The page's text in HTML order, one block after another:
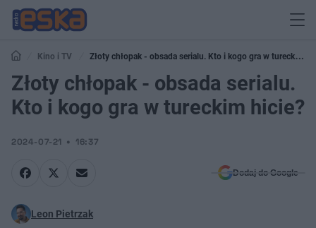
Kino i TV
Złoty chłopak - obsada serialu. Kto i kogo gra w tureckim
hicie?
Złoty chłopak - obsada serialu.
Kto i kogo gra w tureckim hicie?
2024-07-21 16:37
Dodaj do Google
Leon Pietrzak